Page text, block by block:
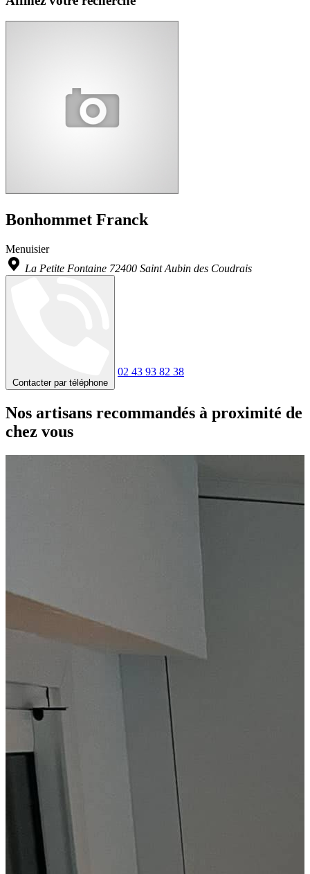
Bonhommet Franck
Menuisier
La Petite Fontaine 72400 Saint Aubin des Coudrais
Contacter par téléphone
02 43 93 82 38
Nos artisans recommandés à proximité de
chez vous